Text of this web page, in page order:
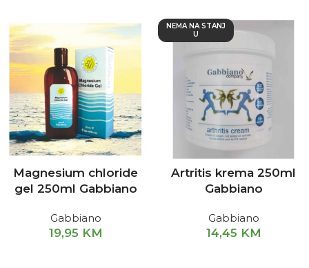
Magnesium chloride
gel 250ml Gabbiano
Gabbiano
19,95 KM
NEMA NA STANJ
U
Artritis krema 250ml
Gabbiano
Gabbiano
14,45 KM